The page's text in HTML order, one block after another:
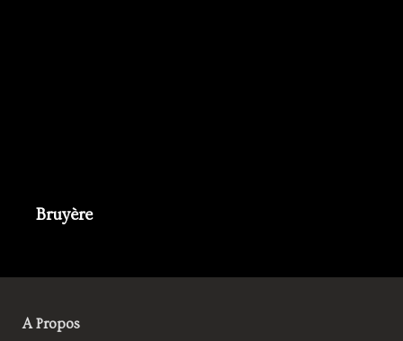
Bruyère
A Propos